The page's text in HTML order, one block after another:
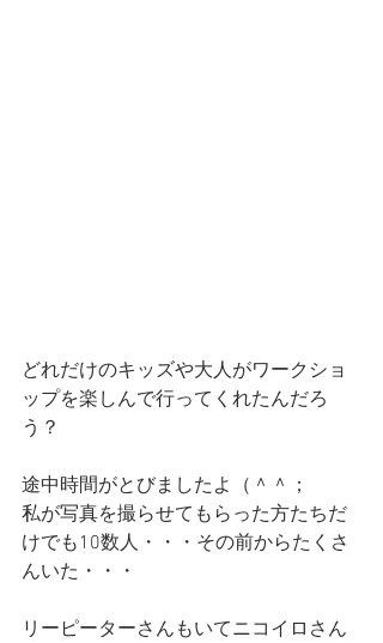
どれだけのキッズや大人がワークショ
ップを楽しんで行ってくれたんだろ
う？
途中時間がとびましたよ（＾＾；
私が写真を撮らせてもらった方たちだ
けでも10数人・・・その前からたくさ
んいた・・・
リーピーターさんもいてニコイロさん